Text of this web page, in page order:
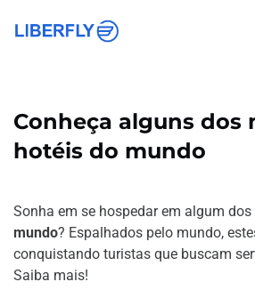
Conheça alguns dos
hotéis do mundo
Sonha em se hospedar em algum dos
mundo? Espalhados pelo mundo,
conquistando turistas que buscam
Saiba mais!